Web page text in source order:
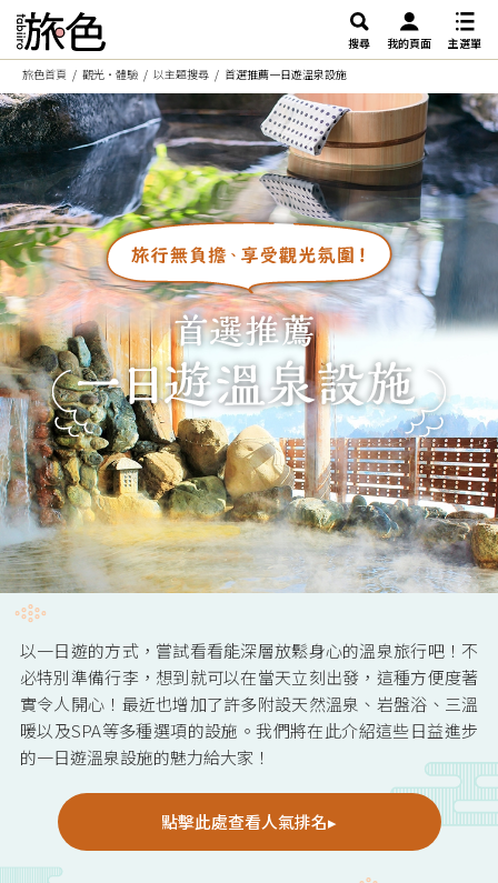
搜尋 我的頁面
主選單
旅色首頁
觀光・體驗 以主題搜尋 首選推薦一日遊溫泉設施
以一日遊的方式，嘗試看看能深層放鬆身心的溫泉旅行吧！不
必特別準備行李，想到就可以在當天立刻出發，這種方便度著
實令人開心！最近也增加了許多附設天然溫泉、岩盤浴、三溫
暖以及SPA等多種選項的設施。我們將在此介紹這些日益進步
的一日遊溫泉設施的魅力給大家！
點擊此處查看人氣排名▸